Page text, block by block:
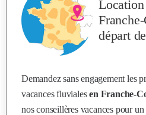
Location
départ
Demandez sans engagement les
vacances fluvialesen Franche-
nos conseillères vacances pour